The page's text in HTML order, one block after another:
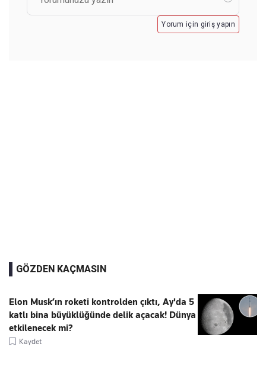
Yorum için giriş yapın
GÖZDEN KAÇMASIN
Elon Musk’ın roketi kontrolden çıktı, Ay'da 5
katlı bina büyüklüğünde delik açacak! Dünya
etkilenecek mi?
Kaydet